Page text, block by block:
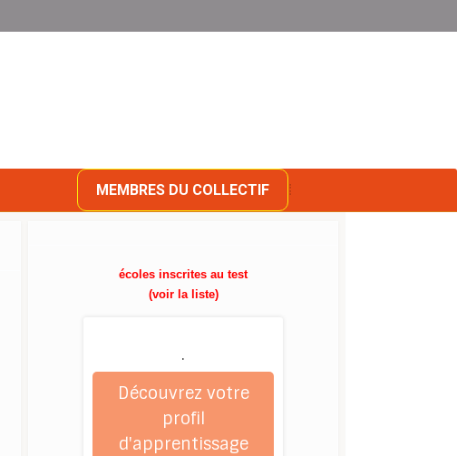
MEMBRES DU COLLECTIF
écoles inscrites au test
(voir la liste)
.
Découvrez votre
profil
d'apprentissage